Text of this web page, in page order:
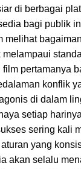
di berbagai
bagi publik
melihat
melampaui
pertamanya
konflik
di dalam
setiap
sering kali
yang
akan selalu